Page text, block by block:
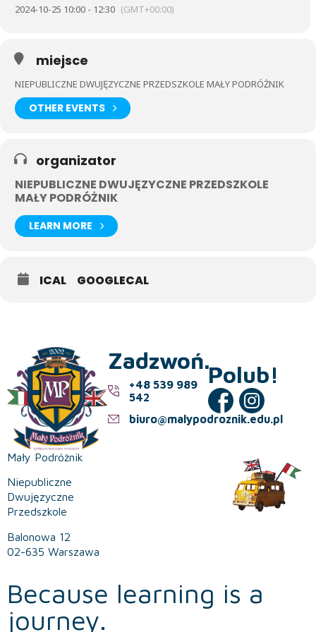
2024-10-25 10:00 - 12:30 (GMT+00:00)
miejsce
NIEPUBLICZNE DWUJĘZYCZNE PRZEDSZKOLE MAŁY PODRÓŻNIK
OTHER EVENTS
organizator
NIEPUBLICZNE DWUJĘZYCZNE PRZEDSZKOLE
MAŁY PODRÓŻNIK
LEARN MORE
ICAL GOOGLECAL
Mały Podróżnik
Niepubliczne
Dwujęzyczne
Przedszkole
Balonowa 12
02-635 Warszawa
Zadzwoń.
+48 539 989
542
biuro@malypodroznik.edu.pl
Polub!
Because learning is a
journey.